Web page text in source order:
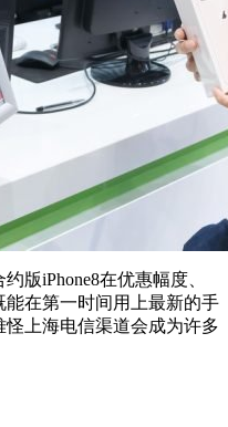
版iPhone8在优惠幅度、
在第一时间用上最新的手
上海电信渠道会成为许多